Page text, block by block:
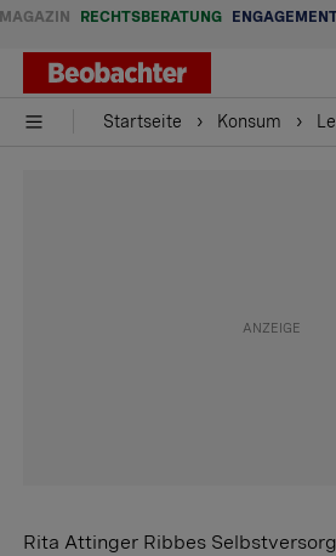
MAGAZIN RECHTSBERATUNG
Startseite Konsum
Rita Attinger Ribbes